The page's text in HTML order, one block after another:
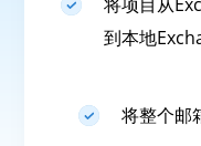
到本地
将整个邮